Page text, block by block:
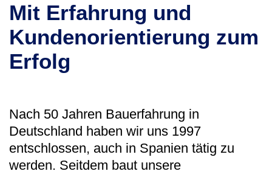
Mit Erfahrung und
Kundenorientierung zum
Erfolg
Nach 50 Jahren Bauerfahrung in
Deutschland haben wir uns 1997
entschlossen, auch in Spanien tätig zu
werden. Seitdem baut unsere